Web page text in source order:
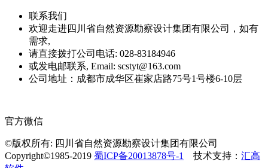
联系我们
欢迎走进四川省自然资源勘察设计集团有限公司，如有
需求,
请直接拨打公司电话: 028-83184946
或发电邮联系, Email: scstyt@163.com
公司地址：成都市成华区崔家店路75号1号楼6-10层
官方微信
©版权所有: 四川省自然资源勘察设计集团有限公司
Copyright©1985-2019 蜀ICP备20013878号-1 技术支持： 汇高